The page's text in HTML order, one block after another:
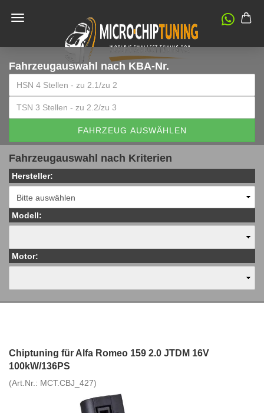
Fahrzeugauswahl nach KBA-Nr.
FAHRZEUG AUSWÄHLEN
Fahrzeugauswahl nach Kriterien
Hersteller:
Modell:
Motor:
Chiptuning für Alfa Romeo 159 2.0 JTDM 16V
100kW/136PS
(Art.Nr.: MCT.CBJ_427)